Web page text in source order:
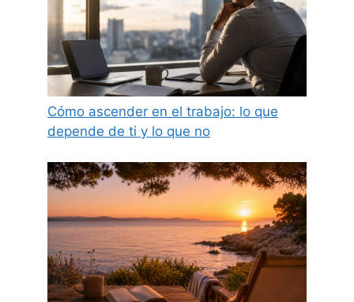
Cómo ascender en el trabajo: lo que
depende de ti y lo que no